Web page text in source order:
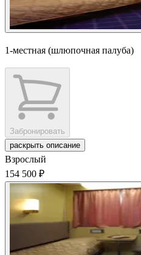
1-местная (шлюпочная палуба)
Забронировать
раскрыть описание
Взрослый
154 500 ₽